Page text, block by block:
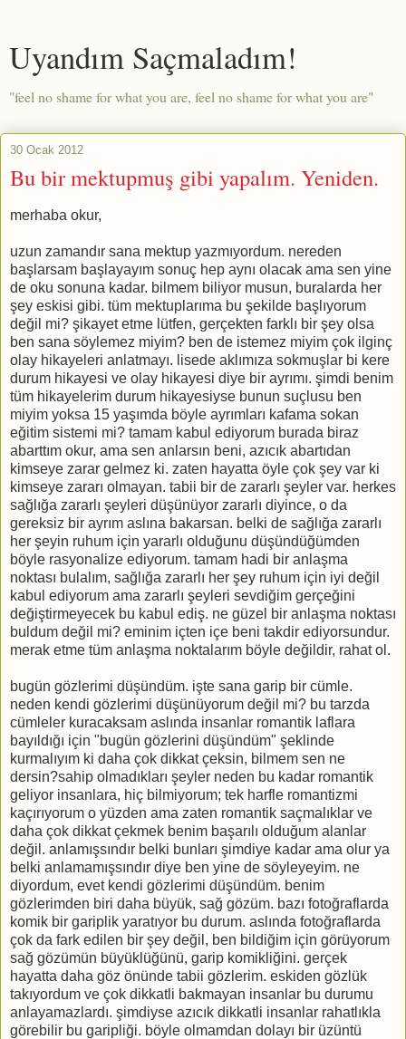
Uyandım Saçmaladım!
"feel no shame for what you are, feel no shame for what you are"
30 Ocak 2012
Bu bir mektupmuş gibi yapalım. Yeniden.
merhaba okur,
uzun zamandır sana mektup yazmıyordum. nereden
başlarsam başlayayım sonuç hep aynı olacak ama sen yine
de oku sonuna kadar. bilmem biliyor musun, buralarda her
şey eskisi gibi. tüm mektuplarıma bu şekilde başlıyorum
değil mi? şikayet etme lütfen, gerçekten farklı bir şey olsa
ben sana söylemez miyim? ben de istemez miyim çok ilginç
olay hikayeleri anlatmayı. lisede aklımıza sokmuşlar bi kere
durum hikayesi ve olay hikayesi diye bir ayrımı. şimdi benim
tüm hikayelerim durum hikayesiyse bunun suçlusu ben
miyim yoksa 15 yaşımda böyle ayrımları kafama sokan
eğitim sistemi mi? tamam kabul ediyorum burada biraz
abarttım okur, ama sen anlarsın beni, azıcık abartıdan
kimseye zarar gelmez ki. zaten hayatta öyle çok şey var ki
kimseye zararı olmayan. tabii bir de zararlı şeyler var. herkes
sağlığa zararlı şeyleri düşünüyor zararlı diyince, o da
gereksiz bir ayrım aslına bakarsan. belki de sağlığa zararlı
her şeyin ruhum için yararlı olduğunu düşündüğümden
böyle rasyonalize ediyorum. tamam hadi bir anlaşma
noktası bulalım, sağlığa zararlı her şey ruhum için iyi değil
kabul ediyorum ama zararlı şeyleri sevdiğim gerçeğini
değiştirmeyecek bu kabul ediş. ne güzel bir anlaşma noktası
buldum değil mi? eminim içten içe beni takdir ediyorsundur.
merak etme tüm anlaşma noktalarım böyle değildir, rahat ol.
bugün gözlerimi düşündüm. işte sana garip bir cümle.
neden kendi gözlerimi düşünüyorum değil mi? bu tarzda
cümleler kuracaksam aslında insanlar romantik laflara
bayıldığı için "bugün gözlerini düşündüm" şeklinde
kurmalıyım ki daha çok dikkat çeksin, bilmem sen ne
dersin?sahip olmadıkları şeyler neden bu kadar romantik
geliyor insanlara, hiç bilmiyorum; tek harfle romantizmi
kaçırıyorum o yüzden ama zaten romantik saçmalıklar ve
daha çok dikkat çekmek benim başarılı olduğum alanlar
değil. anlamışsındır belki bunları şimdiye kadar ama olur ya
belki anlamamışsındır diye ben yine de söyleyeyim. ne
diyordum, evet kendi gözlerimi düşündüm. benim
gözlerimden biri daha büyük, sağ gözüm. bazı fotoğraflarda
komik bir gariplik yaratıyor bu durum. aslında fotoğraflarda
çok da fark edilen bir şey değil, ben bildiğim için görüyorum
sağ gözümün büyüklüğünü, garip komikliğini. gerçek
hayatta daha göz önünde tabii gözlerim. eskiden gözlük
takıyordum ve çok dikkatli bakmayan insanlar bu durumu
anlayamazlardı. şimdiyse azıcık dikkatli insanlar rahatlıkla
görebilir bu garipliği. böyle olmamdan dolayı bir üzüntü